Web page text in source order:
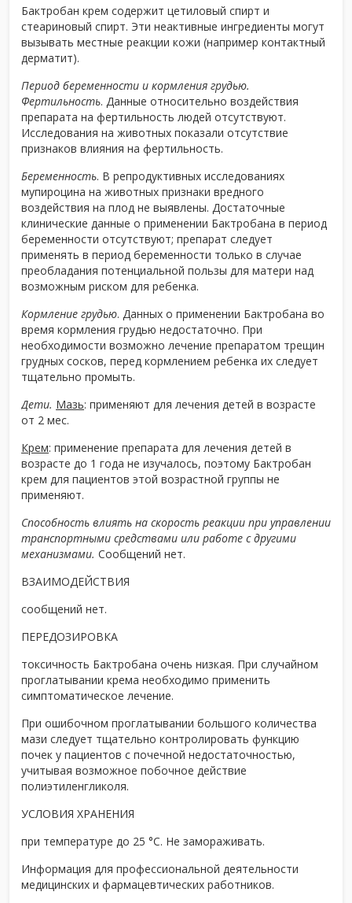
Бактробан крем содержит цетиловый спирт и
стеариновый спирт. Эти неактивные ингредиенты могут
вызывать местные реакции кожи (например контактный
дерматит).
Период беременности и кормления грудью.
Фертильность. Данные относительно воздействия
препарата на фертильность людей отсутствуют.
Исследования на животных показали отсутствие
признаков влияния на фертильность.
Беременность. В репродуктивных исследованиях
мупироцина на животных признаки вредного
воздействия на плод не выявлены. Достаточные
клинические данные о применении Бактробана в период
беременности отсутствуют; препарат следует
применять в период беременности только в случае
преобладания потенциальной пользы для матери над
возможным риском для ребенка.
Кормление грудью. Данных о применении Бактробана во
время кормления грудью недостаточно. При
необходимости возможно лечение препаратом трещин
грудных сосков, перед кормлением ребенка их следует
тщательно промыть.
Дети. Мазь: применяют для лечения детей в возрасте
от 2 мес.
Крем: применение препарата для лечения детей в
возрасте до 1 года не изучалось, поэтому Бактробан
крем для пациентов этой возрастной группы не
применяют.
Способность влиять на скорость реакции при управлении
транспортными средствами или работе с другими
механизмами. Сообщений нет.
ВЗАИМОДЕЙСТВИЯ
сообщений нет.
ПЕРЕДОЗИРОВКА
токсичность Бактробана очень низкая. При случайном
проглатывании крема необходимо применить
симптоматическое лечение.
При ошибочном проглатывании большого количества
мази следует тщательно контролировать функцию
почек у пациентов с почечной недостаточностью,
учитывая возможное побочное действие
полиэтиленгликоля.
УСЛОВИЯ ХРАНЕНИЯ
при температуре до 25 °С. Не замораживать.
Информация для профессиональной деятельности
медицинских и фармацевтических работников.